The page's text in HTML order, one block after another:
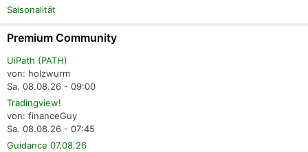
Saisonalität
Premium Community
UiPath (PATH)
von: holzwurm
Sa. 08.08.26 - 09:00
Tradingview!
von: financeGuy
Sa. 08.08.26 - 07:45
Guidance 07.08.26